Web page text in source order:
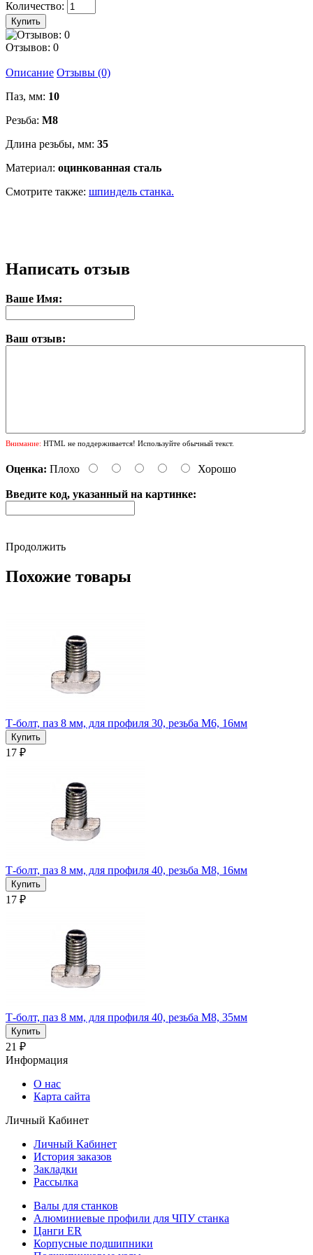
Количество:
Отзывов: 0
Описание Отзывы (0)
Паз, мм: 10
Резьба: М8
Длина резьбы, мм: 35
Материал: оцинкованная сталь
Смотрите также: шпиндель станка.
Написать отзыв
Ваше Имя:
Ваш отзыв:
Внимание: HTML не поддерживается! Используйте обычный текст.
Оценка: Плохо Хорошо
Введите код, указанный на картинке:
Продолжить
Похожие товары
Т-болт, паз 8 мм, для профиля 30, резьба М6, 16мм
17 ₽
Т-болт, паз 8 мм, для профиля 40, резьба М8, 16мм
17 ₽
Т-болт, паз 8 мм, для профиля 40, резьба М8, 35мм
21 ₽
Информация
О нас
Карта сайта
Личный Кабинет
Личный Кабинет
История заказов
Закладки
Рассылка
Валы для станков
Алюминиевые профили для ЧПУ станка
Цанги ER
Корпусные подшипники